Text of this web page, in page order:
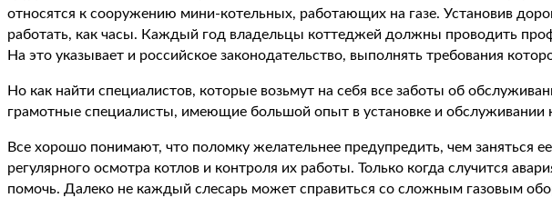
относятся к сооружению мини-котельных, работающих на газе. Установив
работать, как часы. Каждый год владельцы коттеджей должны проводить
На это указывает и российское законодательство, выполнять требования
Но как найти специалистов, которые возьмут на себя все заботы об
грамотные специалисты, имеющие большой опыт в установке и обслуживании
Все хорошо понимают, что поломку желательнее предупредить, чем
регулярного осмотра котлов и контроля их работы. Только когда случится
помочь. Далеко не каждый слесарь может справиться со сложным газовым